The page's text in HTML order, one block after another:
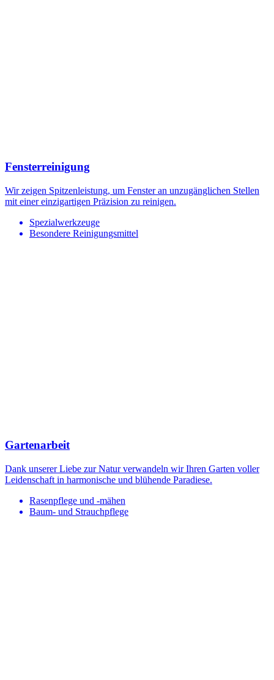
Fensterreinigung
Wir zeigen Spitzenleistung, um Fenster an unzugänglichen Stellen
mit einer einzigartigen Präzision zu reinigen.
Spezialwerkzeuge
Besondere Reinigungsmittel
Gartenarbeit
Dank unserer Liebe zur Natur verwandeln wir Ihren Garten voller
Leidenschaft in harmonische und blühende Paradiese.
Rasenpflege und -mähen
Baum- und Strauchpflege